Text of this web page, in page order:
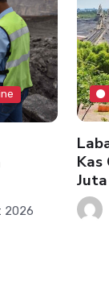
2026
Kas
Juta